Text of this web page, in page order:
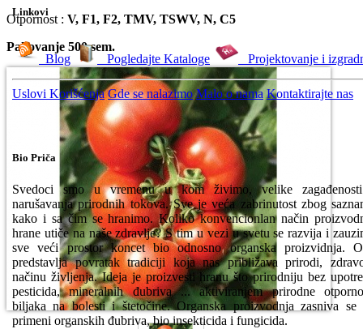
Linkovi
Blog Pogledajte Kataloge Projektovanje i
Uslovi Korišćenja Gde se nalazimo Malo o nama Kontaktirajte nas
Bio Priča
Svedoci smo u vremenu u kom živimo, velike
narušavanja prirodnih tokova. Sve je veća zabrinutost zbog
kako i sa čim se hranimo. Koliko konvencionlan način
hrane utiče na naše zdravlje? S tim u vezi u svetu se razvija i
sve veći prostor koncet bio odnosno organska proizvidnja.
predstavlja povratak tradiciji koja nas približava prirodi,
načinu življenja. Ideja je proizvesti hranu što prirodniju bez
pesticida, mineralnih đubriva ... aktiviranjem prirodne
biljaka na bolesti i štetočine. Organska proizvodnja zasniva se
primeni organskih đubriva, bio insekticida i fungicida.
Otpornost : V, F1, F2, TMV, TSWV, N, C5
Pakovanje 500 sem.